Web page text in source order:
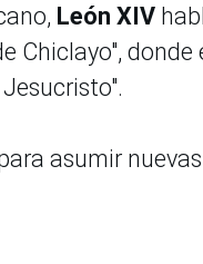
León XIV
Chiclayo",
asumir